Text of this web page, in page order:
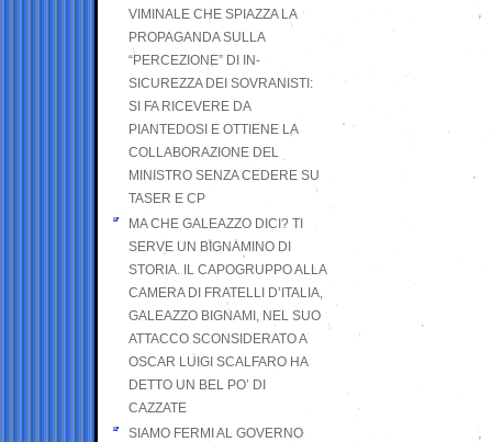
VIMINALE CHE SPIAZZA LA
PROPAGANDA SULLA
“PERCEZIONE” DI IN-
SICUREZZA DEI SOVRANISTI:
SI FA RICEVERE DA
PIANTEDOSI E OTTIENE LA
COLLABORAZIONE DEL
MINISTRO SENZA CEDERE SU
TASER E CP
MA CHE GALEAZZO DICI? TI
SERVE UN BIGNAMINO DI
STORIA. IL CAPOGRUPPO ALLA
CAMERA DI FRATELLI D’ITALIA,
GALEAZZO BIGNAMI, NEL SUO
ATTACCO SCONSIDERATO A
OSCAR LUIGI SCALFARO HA
DETTO UN BEL PO’ DI
CAZZATE
SIAMO FERMI AL GOVERNO